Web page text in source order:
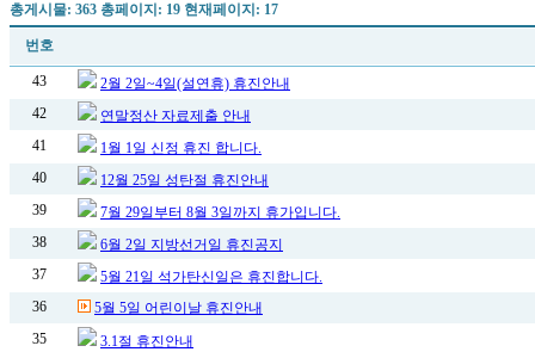
총게시물: 363 총페이지: 19 현재페이지: 17
번호
43
2월 2일~4일(설연휴) 휴진안내
42
연말정산 자료제출 안내
41
1월 1일 신정 휴진 합니다.
40
12월 25일 성탄절 휴진안내
39
7월 29일부터 8월 3일까지 휴가입니다.
38
6월 2일 지방선거일 휴진공지
37
5월 21일 석가탄신일은 휴진합니다.
36
5월 5일 어린이날 휴진안내
35
3.1절 휴진안내